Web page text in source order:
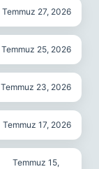
Temmuz 27, 2026
Temmuz 25, 2026
Temmuz 23, 2026
Temmuz 17, 2026
Temmuz 15,